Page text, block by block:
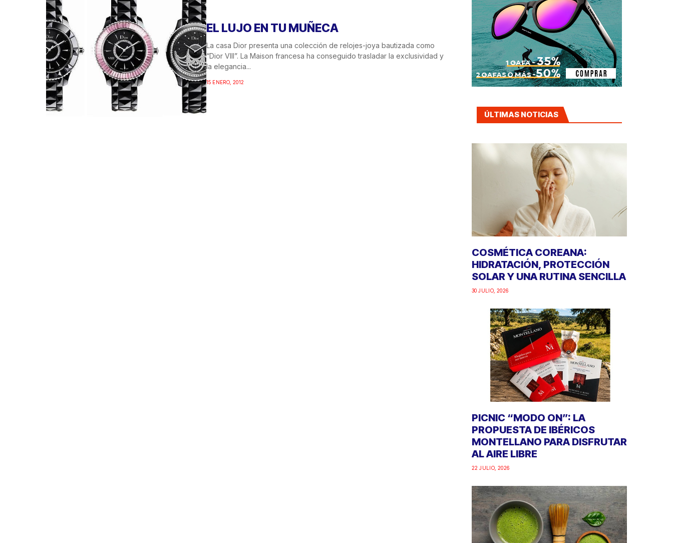
EL LUJO EN TU MUÑECA
La casa Dior presenta una colección de relojes-joya bautizada como
“Dior VIII”. La Maison francesa ha conseguido trasladar la exclusividad y
la elegancia...
15 ENERO, 2012
ÚLTIMAS NOTICIAS
COSMÉTICA COREANA:
HIDRATACIÓN, PROTECCIÓN
SOLAR Y UNA RUTINA SENCILLA
30 JULIO, 2026
PICNIC “MODO ON”: LA
PROPUESTA DE IBÉRICOS
MONTELLANO PARA DISFRUTAR
AL AIRE LIBRE
22 JULIO, 2026